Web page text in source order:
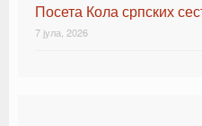
Посета Кола српских
7 јула, 2026